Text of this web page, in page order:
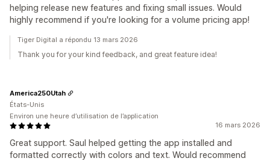
helping release new features and fixing small issues. Would
highly recommend if you're looking for a volume pricing app!
Tiger Digital a répondu 13 mars 2026
Thank you for your kind feedback, and great feature idea!
16 mars 2026
Great support. Saul helped getting the app installed and
formatted correctly with colors and text. Would recommend
America250Utah
États-Unis
Environ une heure d’utilisation de l’application